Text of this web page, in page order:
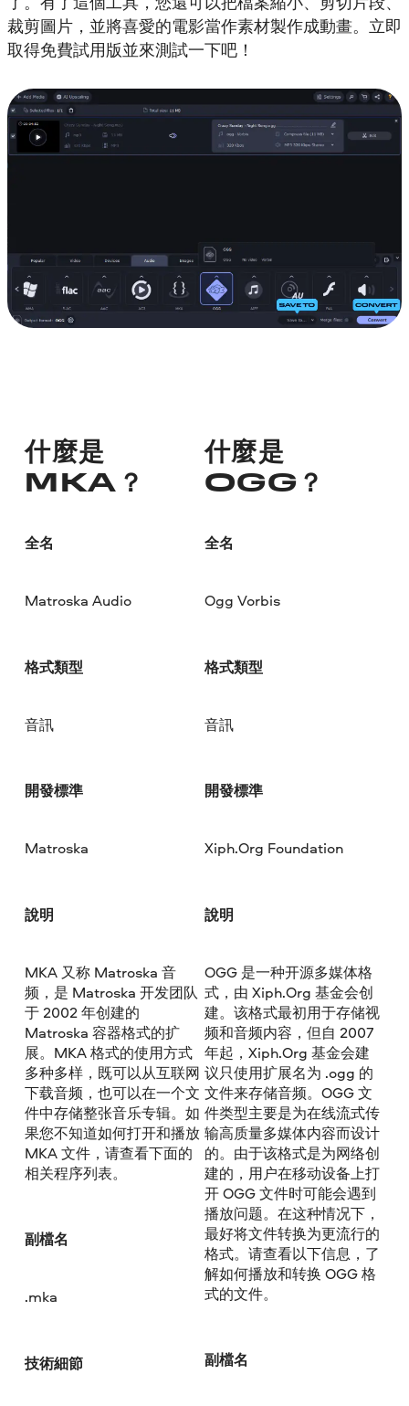
裁剪圖片，並將喜愛的電影當作素材製作成動畫。立即
取得免費試用版並來測試一下吧！
什麼是
MKA？
全名
Matroska Audio
格式類型
音訊
開發標準
Matroska
說明
MKA 又称 Matroska 音
频，是 Matroska 开发团队
于 2002 年创建的
Matroska 容器格式的扩
展。MKA 格式的使用方式
多种多样，既可以从互联网
下载音频，也可以在一个文
件中存储整张音乐专辑。如
果您不知道如何打开和播放
MKA 文件，请查看下面的
相关程序列表。
副檔名
.mka
技術細節
什麼是
OGG？
全名
Ogg Vorbis
格式類型
音訊
開發標準
Xiph.Org Foundation
說明
OGG 是一种开源多媒体格
式，由 Xiph.Org 基金会创
建。该格式最初用于存储视
频和音频内容，但自 2007
年起，Xiph.Org 基金会建
议只使用扩展名为 .ogg 的
文件来存储音频。OGG 文
件类型主要是为在线流式传
输高质量多媒体内容而设计
的。由于该格式是为网络创
建的，用户在移动设备上打
开 OGG 文件时可能会遇到
播放问题。在这种情况下，
最好将文件转换为更流行的
格式。请查看以下信息，了
解如何播放和转换 OGG 格
式的文件。
副檔名